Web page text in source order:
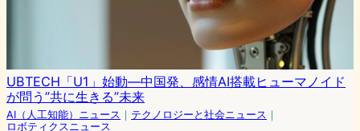
UBTECH「U1」始動—中国発、感情AI搭載ヒューマノイド
が問う”共に生きる”未来
AI（人工知能）ニュース ｜ テクノロジーと社会ニュース ｜
ロボティクスニュース